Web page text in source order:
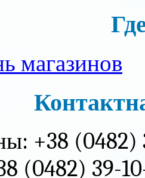
магазинов
+38 (0482)
(0482) 39-